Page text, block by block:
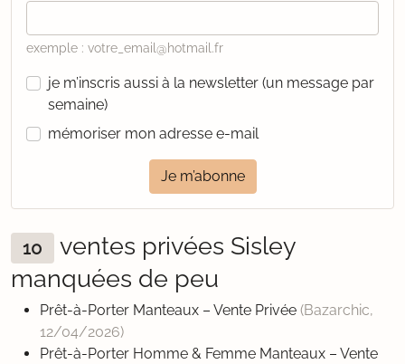
exemple : votre_email@hotmail.fr
je m’inscris aussi à la newsletter (un message par
semaine)
mémoriser mon adresse e-mail
Je m’abonne
10
ventes privées Sisley
manquées de peu
Prêt-à-Porter Manteaux – Vente Privée (Bazarchic,
12/04/2026)
Prêt-à-Porter Homme & Femme Manteaux – Vente